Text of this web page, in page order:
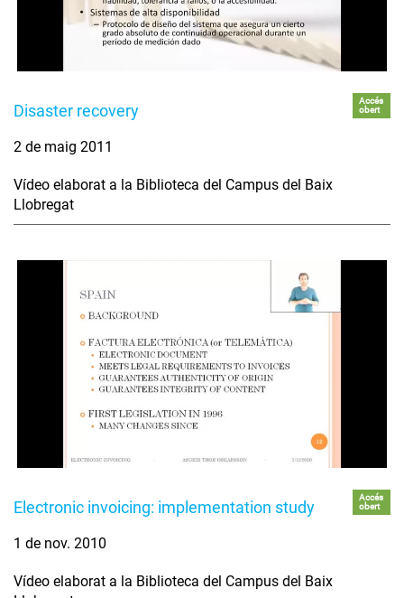
Disaster recovery
Accés
obert
2 de maig 2011
Vídeo elaborat a la Biblioteca del Campus del Baix
Llobregat
Electronic invoicing: implementation study
Accés
obert
1 de nov. 2010
Vídeo elaborat a la Biblioteca del Campus del Baix